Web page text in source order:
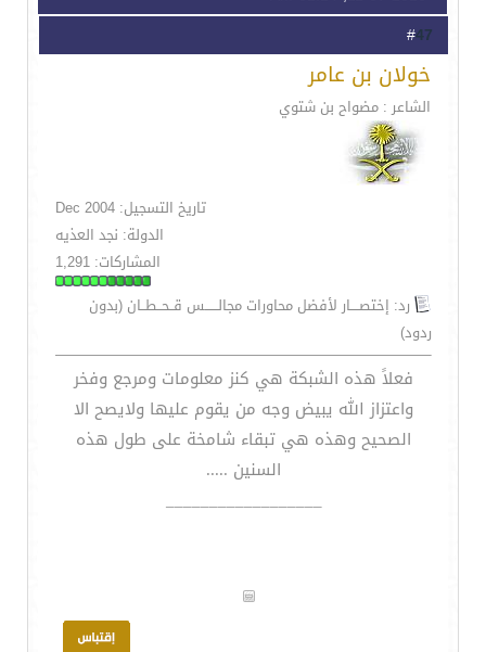
47
خولان بن عامر
الشاعر : مضواح بن شتوي
تاريخ التسجيل: Dec 2004
الدولة: نجد العذيه
المشاركات: 1,291
رد: إختصــــار لأفضل محاورات مجالــــــس قــحــطــان (بدون
ردود)
فعلاً هذه الشبكة هي كنز معلومات ومرجع وفخر
واعتزاز الله يبيض وجه من يقوم عليها ولايصح الا
الصحيح وهذه هي تبقاء شامخة على طول هذه
السنين .....
__________________